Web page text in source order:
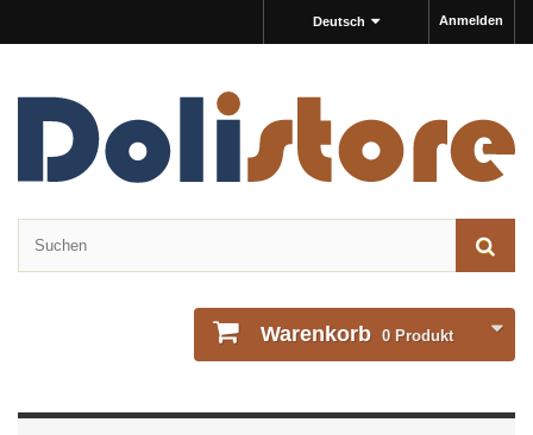
Anmelden
Deutsch
Warenkorb 0 Produkt